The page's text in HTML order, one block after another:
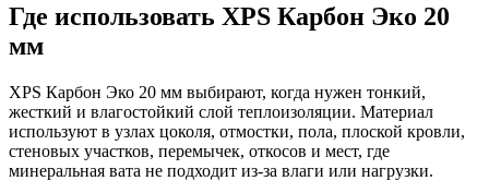
Где использовать XPS Карбон Эко 20
мм
XPS Карбон Эко 20 мм выбирают, когда нужен тонкий,
жесткий и влагостойкий слой теплоизоляции. Материал
используют в узлах цоколя, отмостки, пола, плоской кровли,
стеновых участков, перемычек, откосов и мест, где
минеральная вата не подходит из-за влаги или нагрузки.